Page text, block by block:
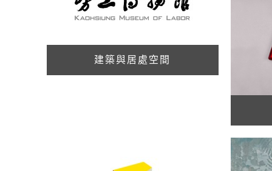
建築與居處空間